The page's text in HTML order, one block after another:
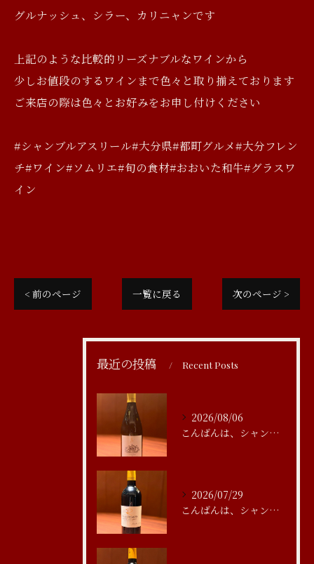
グルナッシュ、シラー、カリニャンです
上記のような比較的リーズナブルなワインから
少しお値段のするワインまで色々と取り揃えております
ご来店の際は色々とお好みをお申し付けください
#シャンブルアスリール#大分県#都町グルメ#大分フレン
チ#ワイン#ソムリエ#旬の食材#おおいた和牛#グラスワ
イン
< 前のページ 一覧に戻る 次のページ >
最近の投稿 Recent Posts
2026/08/06
こんばんは、シャンブルアスリール清水です
2026/07/29
こんばんは、シャンブルアスリール清水です